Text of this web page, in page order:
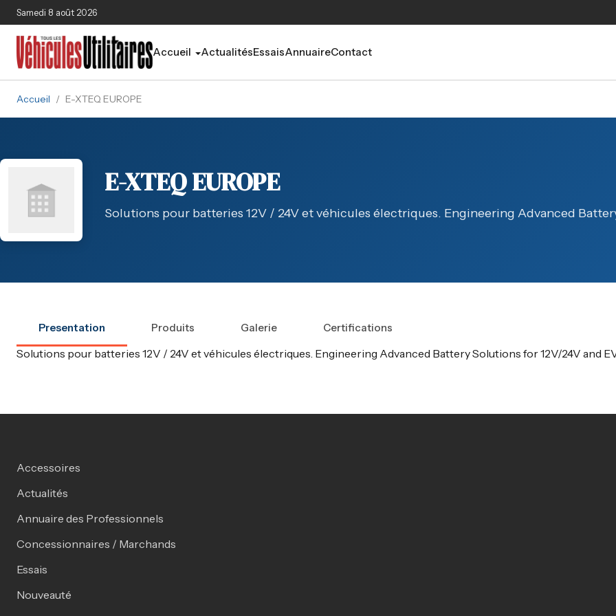
Aller au contenu principal
Samedi 8 août 2026
Accueil ActualitésEssaisAnnuaireContact
Accueil / E-XTEQ EUROPE
E-XTEQ EUROPE
Solutions pour batteries 12V / 24V et véhicules électriques. Engineering Advanced
Presentation Produits Galerie Certifications
Solutions pour batteries 12V / 24V et véhicules électriques. Engineering Advanced Battery Solutions for 12V/24V and
Accessoires
Actualités
Annuaire des Professionnels
Concessionnaires / Marchands
Essais
Nouveauté